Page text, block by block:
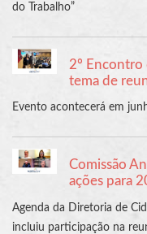
do Trabalho”
2º Encontro
tema de
Evento acontecerá em
Comissão
ações para
Agenda da Diretoria de
incluiu participação na